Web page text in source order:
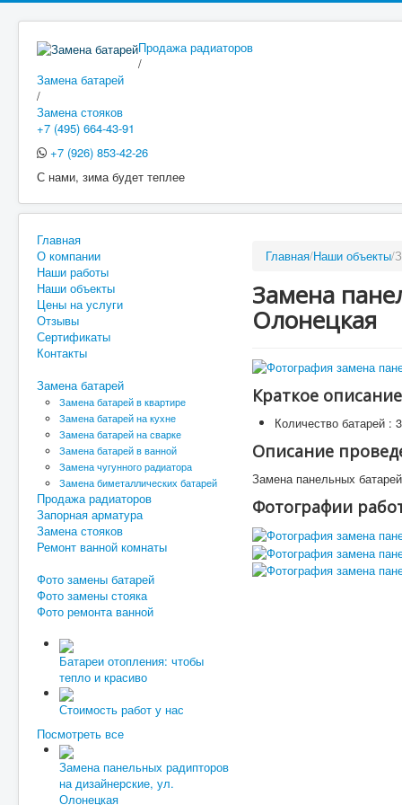
Продажа радиаторов
/
Замена батарей
/
Замена стояков
+7 (495) 664-43-91
+7 (926) 853-42-26
С нами, зима будет теплее
Главная
О компании
Наши работы
Наши объекты
Цены на услуги
Отзывы
Сертификаты
Контакты
Замена батарей
Замена батарей в квартире
Замена батарей на кухне
Замена батарей на сварке
Замена батарей в ванной
Замена чугунного радиатора
Замена биметаллических батарей
Продажа радиаторов
Запорная арматура
Замена стояков
Ремонт ванной комнаты
Фото замены батарей
Фото замены стояка
Фото ремонта ванной
Батареи отопления: чтобы
тепло и красиво
Стоимость работ у нас
Посмотреть все
Замена панельных радипторов
на дизайнерские, ул.
Олонецкая
Главная/Наши объекты/
Замена
Олонецкая
Краткое
Количество батарей :
Описание
Замена панельных
Фотографии